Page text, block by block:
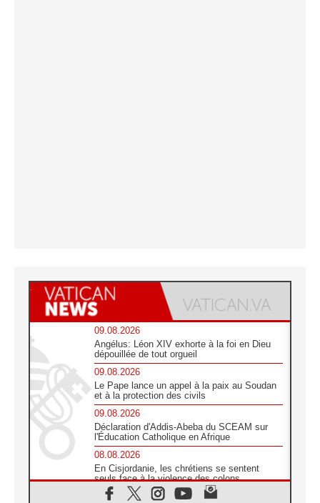
09.08.2026
Angélus: Léon XIV exhorte à la foi en Dieu
dépouillée de tout orgueil
09.08.2026
Le Pape lance un appel à la paix au Soudan
et à la protection des civils
09.08.2026
Déclaration d'Addis-Abeba du SCEAM sur
l'Éducation Catholique en Afrique
08.08.2026
En Cisjordanie, les chrétiens se sentent
seuls face à la violence des colons
08.08.2026